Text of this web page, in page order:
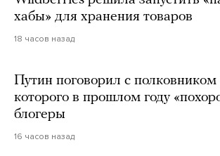
хабы» для хранения товаров
18 часов назад
Путин поговорил с
которого в прошлом году
блогеры
16 часов назад